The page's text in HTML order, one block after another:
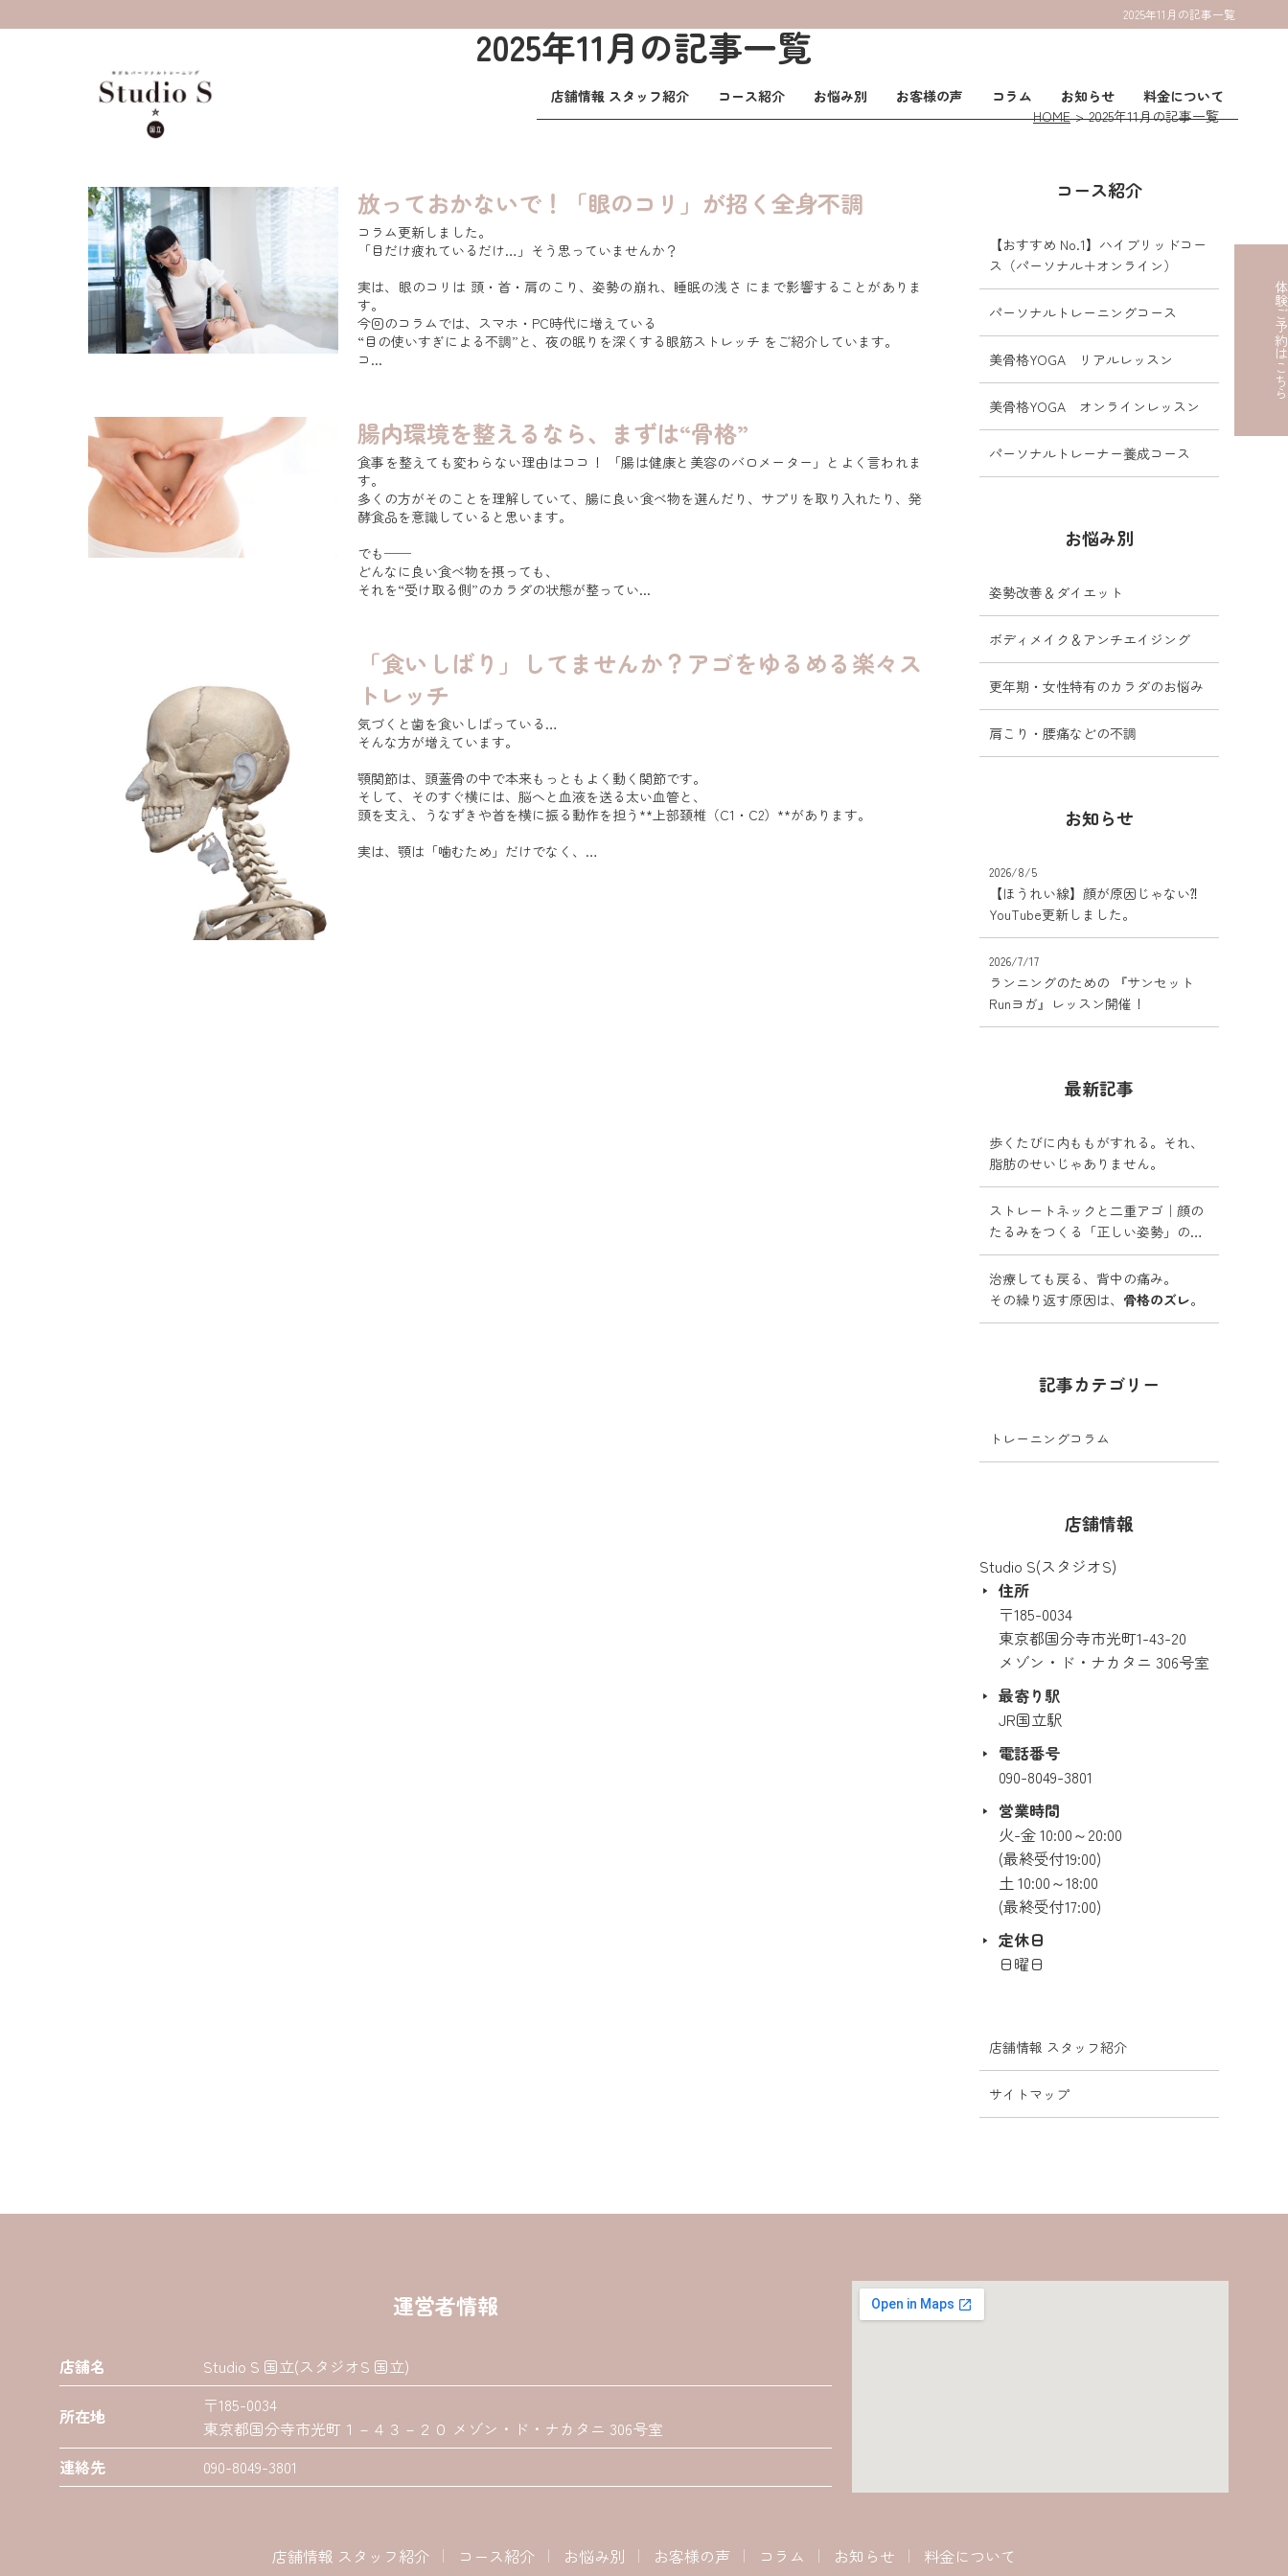
2025年11月の記事一覧
体験ご
店舗情報 スタッフ紹介 コース紹介 お悩み別 お客様の声 コラム お知らせ 料金について
2025年11月の記事一覧
HOME 2025年11月の記事一覧
放っておかないで！「眼のコリ」が招く全身不調
コラム更新しました。
「目だけ疲れているだけ…」そう思っていませんか？
実は、眼のコリは 頭・首・肩のこり、姿勢の崩れ、睡眠の浅さ にまで影響することがありま
す。
今回のコラムでは、スマホ・PC時代に増えている
“目の使いすぎによる不調”と、夜の眠りを深くする眼筋ストレッチ をご紹介しています。
コ...
腸内環境を整えるなら、まずは“骨格”
食事を整えても変わらない理由はココ！ 「腸は健康と美容のバロメーター」とよく言われま
す。
多くの方がそのことを理解していて、腸に良い食べ物を選んだり、サプリを取り入れたり、発
酵食品を意識していると思います。
でも──
どんなに良い食べ物を摂っても、
それを“受け取る側”のカラダの状態が整ってい...
「食いしばり」してませんか？アゴをゆるめる楽々ス
トレッチ
気づくと歯を食いしばっている…
そんな方が増えています。
顎関節は、頭蓋骨の中で本来もっともよく動く関節です。
そして、そのすぐ横には、脳へと血液を送る太い血管と、
頭を支え、うなずきや首を横に振る動作を担う**上部頚椎（C1・C2）**があります。
実は、顎は「噛むため」だけでなく、
コース紹介
【おすすめ No.1】ハイブリッドコー
ス（パーソナル＋オンライン）
パーソナルトレーニングコース
美骨格YOGA リアルレッスン
美骨格YOGA オンラインレッスン
パーソナルトレーナー養成コース
お悩み別
姿勢改善＆ダイエット
ボディメイク＆アンチエイジング
更年期・女性特有のカラダのお悩み
肩こり・腰痛などの不調
お知らせ
2026/8/5
【ほうれい線】顔が原因じゃない⁈
YouTube更新しました。
2026/7/17
ランニングのための 『サンセット
Runヨガ』レッスン開催！
最新記事
歩くたびに内ももがすれる。それ、
脂肪のせいじゃありません。
ストレートネックと二重アゴ｜顔の
たるみをつくる「正しい姿勢」の落
とし穴
治療しても戻る、背中の痛み。
その繰り返す原因は、 骨格のズレ。
記事カテゴリー
トレーニングコラム
店舗情報
Studio S(スタジオS)
住所
〒185-0034
東京都国分寺市光町1-43-20
メゾン・ド・ナカタニ 306号室
最寄り駅
JR国立駅
電話番号
090-8049-3801
営業時間
火-金 10:00～20:00
(最終受付19:00)
土 10:00～18:00
(最終受付17:00)
定休日
日曜日
店舗情報 スタッフ紹介
サイトマップ
運営者情報
店舗名 Studio S 国立(スタジオS 国立)
所在地
〒185-0034
東京都国分寺市光町１－４３－２０ メゾン・ド・ナカタニ 306号室
連絡先
090-8049-3801
店舗情報 スタッフ紹介 コース紹介 お悩み別 お客様の声 コラム お知らせ 料金について